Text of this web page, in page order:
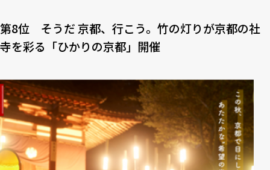
第8位 そうだ 京都、⾏こう。⽵の灯りが京都の社
寺を彩る「ひかりの京都」開催